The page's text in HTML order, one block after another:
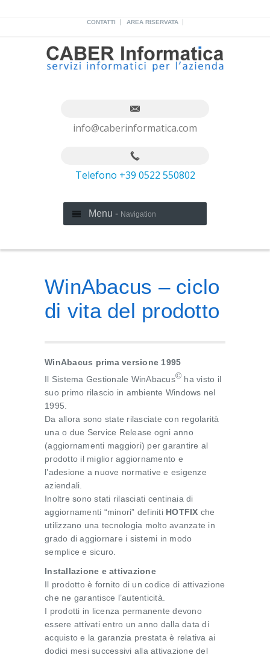
CONTATTI | AREA RISERVATA |
info@caberinformatica.com
Telefono +39 0522 550802
Menu - Navigation
WinAbacus – ciclo
di vita del prodotto
WinAbacus prima versione 1995
Il Sistema Gestionale WinAbacus© ha visto il
suo primo rilascio in ambiente Windows nel
1995.
Da allora sono state rilasciate con regolarità
una o due Service Release ogni anno
(aggiornamenti maggiori) per garantire al
prodotto il miglior aggiornamento e
l’adesione a nuove normative e esigenze
aziendali.
Inoltre sono stati rilasciati centinaia di
aggiornamenti “minori” definiti HOTFIX che
utilizzano una tecnologia molto avanzate in
grado di aggiornare i sistemi in modo
semplice e sicuro.
Installazione e attivazione
Il prodotto è fornito di un codice di attivazione
che ne garantisce l’autenticità.
I prodotti in licenza permanente devono
essere attivati entro un anno dalla data di
acquisto e la garanzia prestata è relativa ai
dodici mesi successivi alla attivazione del